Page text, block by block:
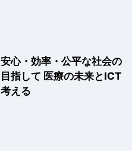
心・効率・公平な社会の
指して 医療の未来とICT
える